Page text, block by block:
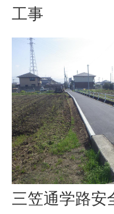
工事
三笠通学路安